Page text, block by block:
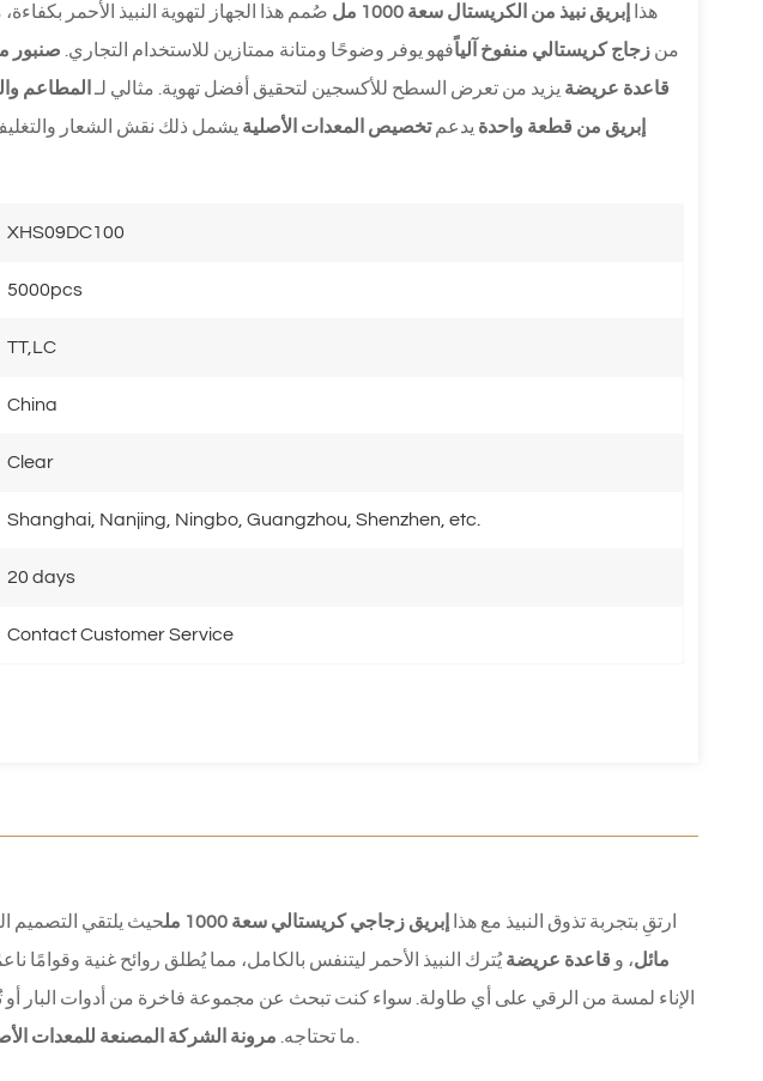
هذا إبريق نبيذ من الكريستال سعة 1000 مل
صُمم هذا الجهاز لتهوية النبيذ الأحمر
منزجاج كريستالي منفوخ آلياًفهو يوفر وضوحًا ومتانة ممتازين للاستخدام التجاري. صنبور
قاعدة عريضة يزيد من تعرض السطح للأكسجين لتحقيق أفضل تهوية. مثالي لـ المطاعم
إبريق من قطعة واحدة يدعمتخصيص المعدات الأصلية يشمل ذلك نقش الشعار
XHS09DC100
5000pcs
TT,LC
China
Clear
Shanghai, Nanjing, Ningbo, Guangzhou, Shenzhen, etc.
20 days
Contact Customer Service
ارتقِ بتجربة تذوق النبيذ مع هذاإبريق زجاجي كريستالي سعة 1000 مل حيث يلتقي التصميم
مائل، و قاعدة عريضةيُترك النبيذ الأحمر ليتنفس بالكامل، مما يُطلق روائح غنية وقوامًا
الإناء لمسة من الرقي على أي طاولة. سواء كنت تبحث عن مجموعة فاخرة من أدوات البار أو
ما تحتاجه. مرونة الشركة المصنعة للمعدات
والأناقة الخالدة - مزيج مثالي من الأداء والعرض.